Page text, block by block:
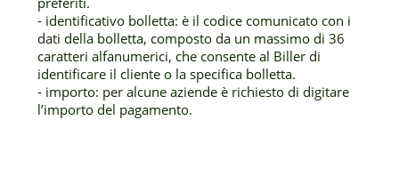
- identificativo bolletta: è il codice comunicato con i
dati della bolletta, composto da un massimo di 36
caratteri alfanumerici, che consente al Biller di
identificare il cliente o la specifica bolletta.
- importo: per alcune aziende è richiesto di digitare
l’importo del pagamento.